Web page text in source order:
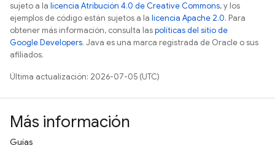
sujeto a la licencia Atribución 4.0 de Creative Commons, y los
ejemplos de código están sujetos a la licencia Apache 2.0. Para
obtener más información, consulta laspolíticas del sitio de
Google Developers. Java es una marca registrada de Oracle o sus
afiliados.
Última actualización: 2026-07-05 (UTC)
Más información
Guías